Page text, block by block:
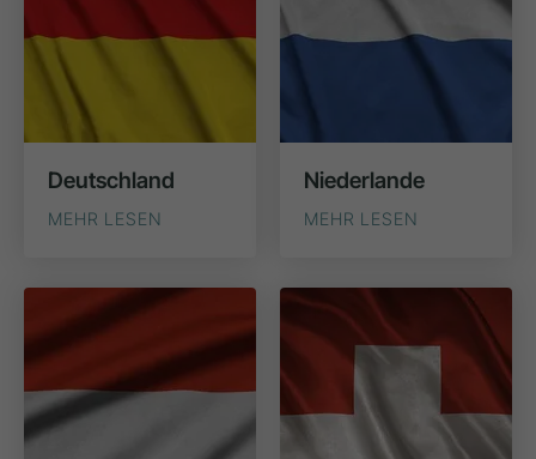
Deutschland
MEHR LESEN
Niederlande
MEHR LESEN